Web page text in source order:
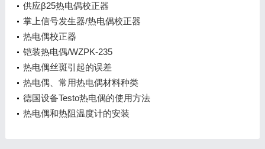
供应β25热电偶校正器
掌上信号发生器/热电偶校正器
热电偶校正器
铠装热电偶/WZPK-235
热电偶丝斑引起的误差
热电偶、常用热电偶材料种类
德国设备Testo热电偶的使用方法
热电偶和热阻温度计的安装